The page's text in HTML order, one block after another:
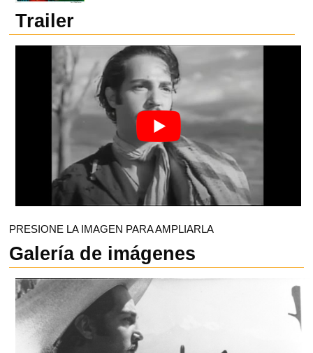
Trailer
PRESIONE LA IMAGEN PARA AMPLIARLA
Galería de imágenes